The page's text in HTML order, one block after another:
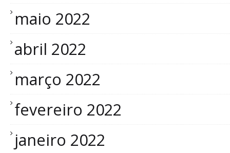
maio 2022
abril 2022
março 2022
fevereiro 2022
janeiro 2022